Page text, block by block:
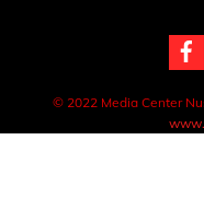
© 2022 Media Center